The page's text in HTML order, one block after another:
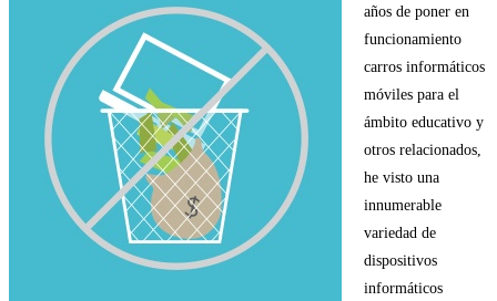
años de poner en
funcionamiento
carros informáticos
móviles para el
ámbito educativo y
otros relacionados,
he visto una
innumerable
variedad de
dispositivos
informáticos